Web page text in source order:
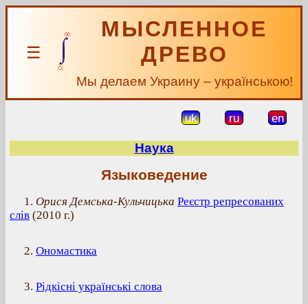
☰
МЫСЛЕННОЕ
ДРЕВО
Мы делаем Украину – українською!
uk ru en
Наука
Языковедение
1. Орися Демська-Кульчицька Реєстр репресованих
слів (2010 г.)
2. Ономастика
3. Рідкісні українські слова